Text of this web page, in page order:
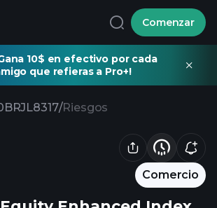
Comenzar
10$ en efectivo por cada
que refieras a Pro+!
/Riesgos
Comercio